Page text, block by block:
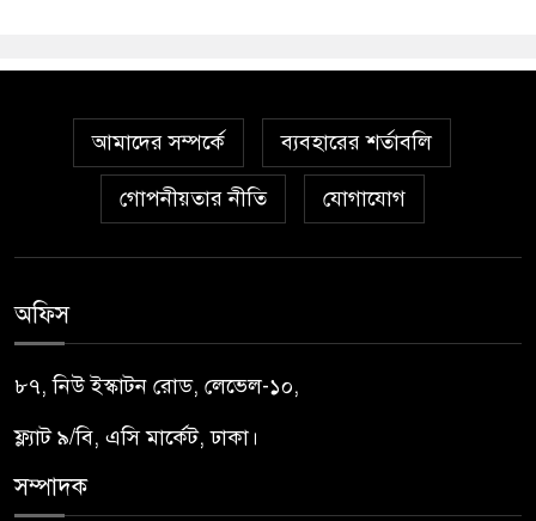
আমাদের সম্পর্কে ব্যবহারের শর্তাবলি
গোপনীয়তার নীতি যোগাযোগ
অফিস
৮৭, নিউ ইস্কাটন রোড, লেভেল-১০,
ফ্ল্যাট ৯/বি, এসি মার্কেট, ঢাকা।
সম্পাদক